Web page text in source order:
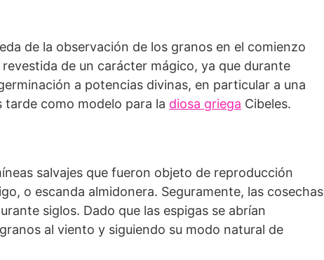
de la observación de los granos en el comienzo
revestida de un carácter mágico, ya que durante
a potencias divinas, en particular a una
tarde como modelo para la diosa griega Cibeles.
salvajes que fueron objeto de reproducción
o escanda almidonera. Seguramente, las cosechas
siglos. Dado que las espigas se abrían
al viento y siguiendo su modo natural de